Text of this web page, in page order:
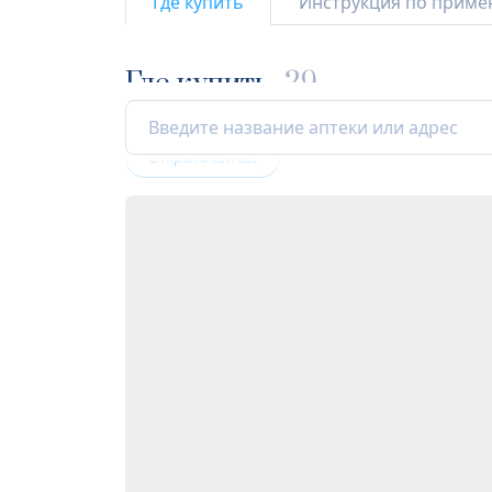
Где купить 29
Открыта сейчас